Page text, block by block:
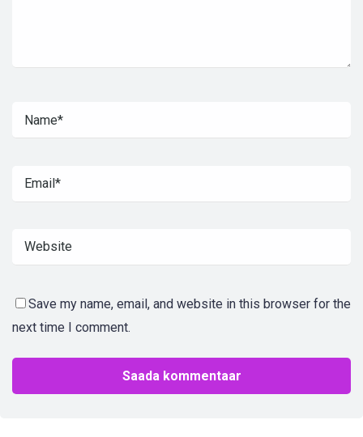
Save my name, email, and website in this browser for the
next time I comment.